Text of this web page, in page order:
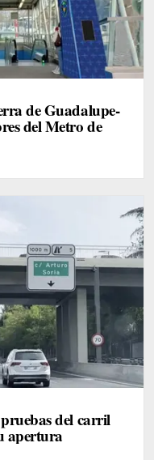
de Guadalupe-
del Metro de
del carril
apertura